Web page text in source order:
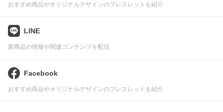
おすすめ商品やオリジナルデザインのブレスレットを紹介
LINE
新商品の情報や関連コンテンツを配信
Facebook
おすすめ商品やオリジナルデザインのブレスレットを紹介